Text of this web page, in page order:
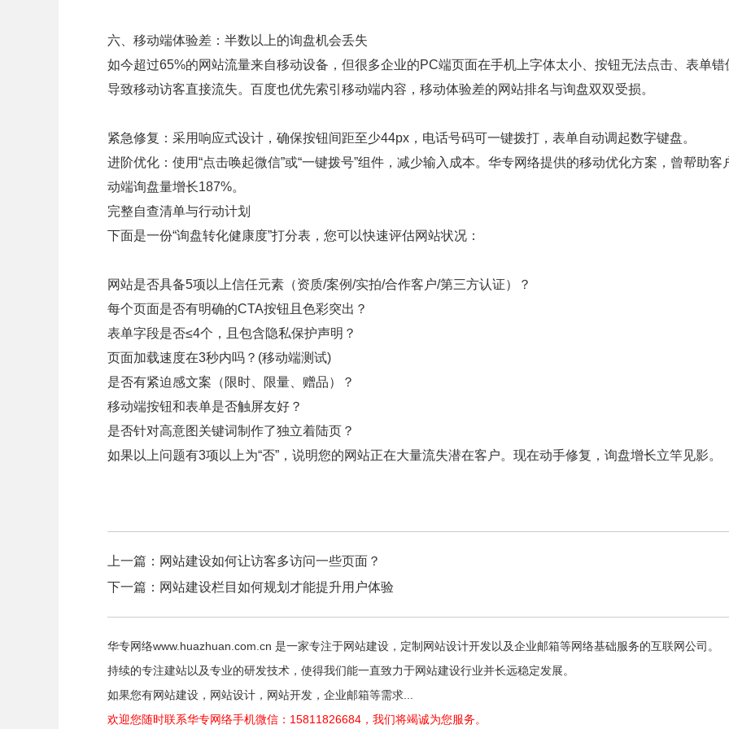
六、移动端体验差：半数以上的询盘机会丢失
如今超过65%的网站流量来自移动设备，但很多企业的PC端页面在手机上字体太小、按钮无法点击、表单错
导致移动访客直接流失。百度也优先索引移动端内容，移动体验差的网站排名与询盘双双受损。
紧急修复：采用响应式设计，确保按钮间距至少44px，电话号码可一键拨打，表单自动调起数字键盘。
进阶优化：使用“点击唤起微信”或“一键拨号”组件，减少输入成本。华专网络提供的移动优化方案，曾帮助客
动端询盘量增长187%。
完整自查清单与行动计划
下面是一份“询盘转化健康度”打分表，您可以快速评估网站状况：
网站是否具备5项以上信任元素（资质/案例/实拍/合作客户/第三方认证）？
每个页面是否有明确的CTA按钮且色彩突出？
表单字段是否≤4个，且包含隐私保护声明？
页面加载速度在3秒内吗？(移动端测试)
是否有紧迫感文案（限时、限量、赠品）？
移动端按钮和表单是否触屏友好？
是否针对高意图关键词制作了独立着陆页？
如果以上问题有3项以上为“否”，说明您的网站正在大量流失潜在客户。现在动手修复，询盘增长立竿见影。
上一篇： 网站建设如何让访客多访问一些页面？
下一篇： 网站建设栏目如何规划才能提升用户体验
华专网络www.huazhuan.com.cn 是一家专注于网站建设，定制网站设计开发以及企业邮箱等网络基础服务的互联网公司。
持续的专注建站以及专业的研发技术，使得我们能一直致力于网站建设行业并长远稳定发展。
如果您有网站建设，网站设计，网站开发，企业邮箱等需求...
欢迎您随时联系华专网络手机微信：15811826684，我们将竭诚为您服务。